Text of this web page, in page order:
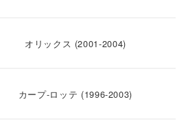
オリックス (2001-2004)
カープ-ロッテ (1996-2003)